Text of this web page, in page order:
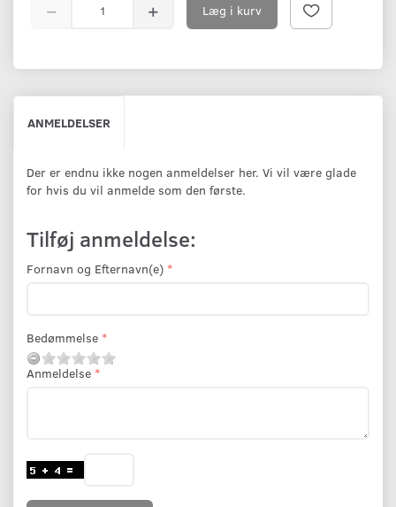
Læg i kurv
ANMELDELSER
Der er endnu ikke nogen anmeldelser her. Vi vil være glade
for hvis du vil anmelde som den første.
Tilføj anmeldelse:
Fornavn og Efternavn(e)
Bedømmelse
Anmeldelse